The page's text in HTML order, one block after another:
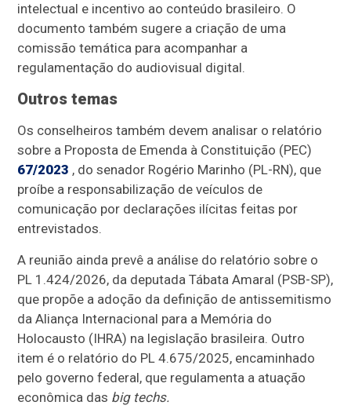
intelectual e incentivo ao conteúdo brasileiro. O
documento também sugere a criação de uma
comissão temática para acompanhar a
regulamentação do audiovisual digital.
Outros temas
Os conselheiros também devem analisar o relatório
sobre a Proposta de Emenda à Constituição (PEC)
67/2023 , do senador Rogério Marinho (PL-RN), que
proíbe a responsabilização de veículos de
comunicação por declarações ilícitas feitas por
entrevistados.
A reunião ainda prevê a análise do relatório sobre o
PL 1.424/2026, da deputada Tábata Amaral (PSB-SP),
que propõe a adoção da definição de antissemitismo
da Aliança Internacional para a Memória do
Holocausto (IHRA) na legislação brasileira. Outro
item é o relatório do PL 4.675/2025, encaminhado
pelo governo federal, que regulamenta a atuação
econômica das big techs.